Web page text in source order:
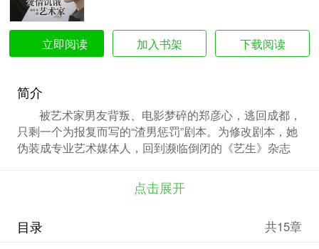
立即阅读 加入书架 下载阅读
简介
被艺术家男友背叛、电影梦碎的郑彦心，逃回成都，
只剩一个为报复而写的“渣男惩罚”剧本。为修改剧本，她
伪装成专业艺术媒体人，回到濒临倒闭的《艺生》杂志
陆修南推为封面人选。不料本尊现身——一个能轻易看穿
她所有套路，却温柔疏离的完美“实验对象”。陆修南以她
推拉。 为完成剧本，郑彦心将现实中遇到的各路“典型样
点击展开
目录 共15章